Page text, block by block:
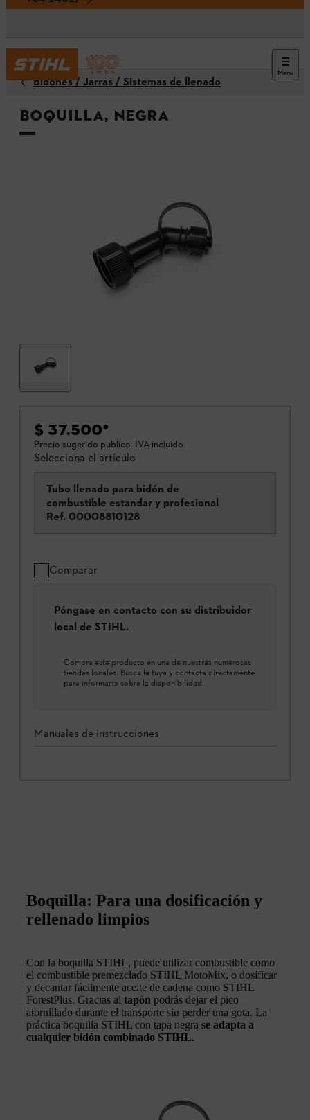
Menu
Bidones / Jarras / Sistemas de llenado
Boquilla, negra
$ 37.500*
Precio sugerido publico. IVA incluido.
Selecciona el artículo
Tubo llenado para bidón de
combustible estandar y profesional
Ref. 00008810128
Comparar
Póngase en contacto con su distribuidor
local de STIHL.
Compra este producto en una de nuestras numerosas
tiendas locales. Busca la tuya y contacta directamente
para informarte sobre la disponibilidad.
Manuales de instrucciones
Boquilla: Para una dosificación y
rellenado limpios
Con la boquilla STIHL, puede utilizar combustible como
el combustible premezclado STIHL MotoMix, o dosificar
y decantar fácilmente aceite de cadena como STIHL
ForestPlus. Gracias al tapón podrás dejar el pico
atornillado durante el transporte sin perder una gota. La
práctica boquilla STIHL con tapa negra se adapta a
cualquier bidón combinado STIHL.